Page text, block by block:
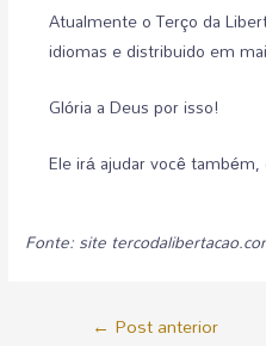
Atualmente o Terço da
idiomas e distribuido em
Glória a Deus por isso!
Ele irá ajudar você
Fonte: site
← Post anterior